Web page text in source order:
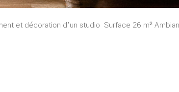
et décoration d'un studio Surface 26 m²